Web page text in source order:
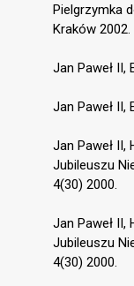
Pielgrzymka
Kraków 2002.
Jan Paweł II,
Jan Paweł II,
Jan Paweł II,
Jubileuszu
4(30) 2000.
Jan Paweł II,
Jubileuszu
4(30) 2000.